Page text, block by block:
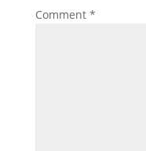
Comment *